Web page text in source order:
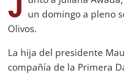
un domingo a pleno
Olivos.
La hija del presidente
compañía de la Primera